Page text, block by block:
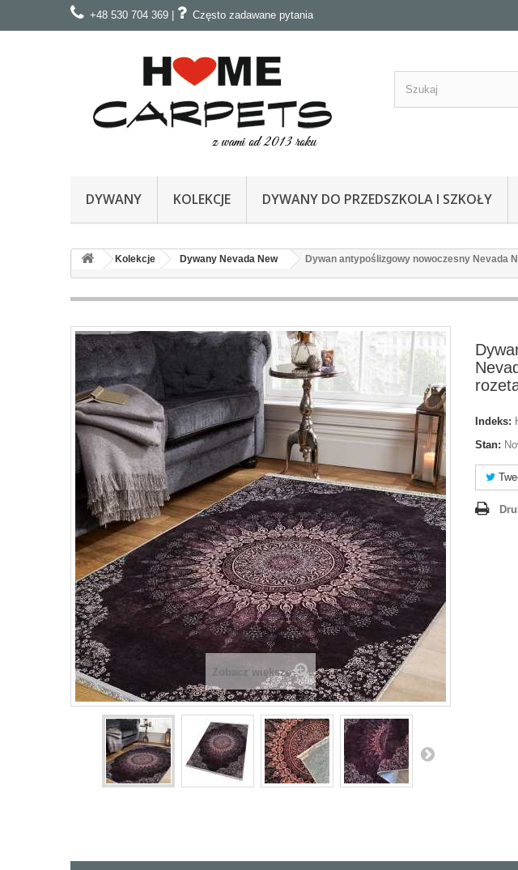
+48 530 704 369 Często zadawane pytania
DYWANY KOLEKCJE DYWANY DO PRZEDSZKOLA I SZKOŁY
Kolekcje Dywany Nevada New Dywan antypoślizgowy nowoczesny Nevada
Zobacz większe
Indeks:
Stan: